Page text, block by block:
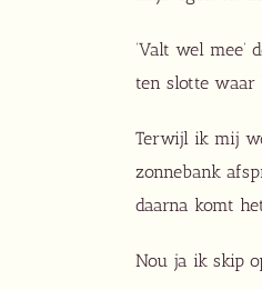
‘Valt wel
ten slotte waar
Terwijl ik mij
zonnebank
daarna komt
Nou ja ik skip